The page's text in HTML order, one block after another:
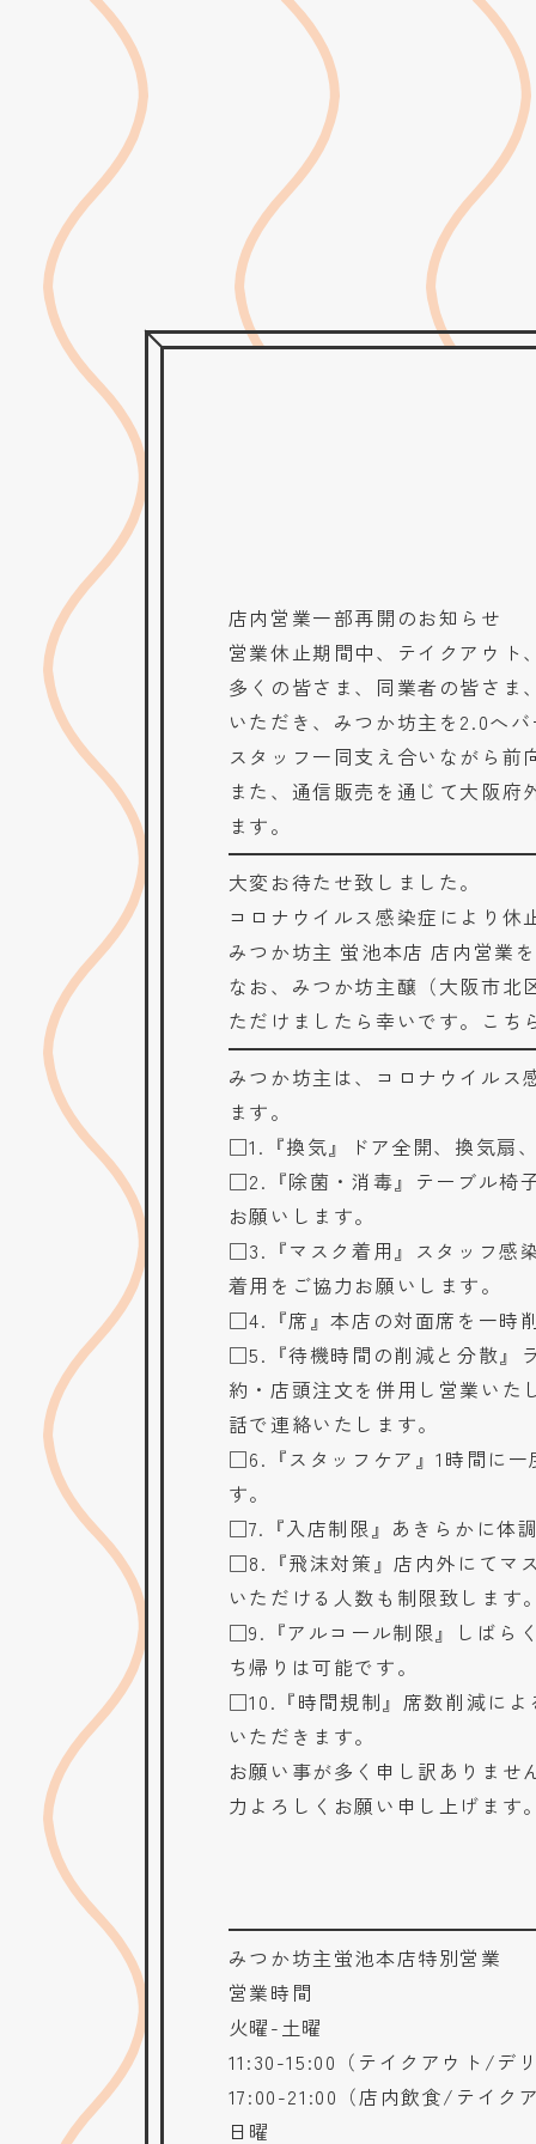
店内営業一部再開のお知らせ
営業休止期間中、テイクアウト
多くの皆さま、同業者の皆さ
いただき、みつか坊主を2.0へ
スタッフ一同支え合いながら前
また、通信販売を通じて大阪
ます。
大変お待たせ致しました。
コロナウイルス感染症により休
みつか坊主 蛍池本店 店内営業
なお、みつか坊主醸（大阪市
ただけましたら幸いです。こち
みつか坊主は、コロナウイル
ます。
□1.『換気』ドア全開、換気扇
□2.『除菌・消毒』テーブル椅
お願いします。
□3.『マスク着用』スタッフ感
着用をご協力お願いします。
□4.『席』本店の対面席を一時
□5.『待機時間の削減と分散』
約・店頭注文を併用し営業い
話で連絡いたします。
□6.『スタッフケア』1時間に
す。
□7.『入店制限』あきらかに体
□8.『飛沫対策』店内外にてマ
いただける人数も制限致します
□9.『アルコール制限』しばら
ち帰りは可能です。
□10.『時間規制』席数削減に
いただきます。
お願い事が多く申し訳ありま
力よろしくお願い申し上げます
みつか坊主蛍池本店特別営業
営業時間
火曜-土曜
11:30-15:00（テイクアウト/デ
17:00-21:00（店内飲食/テイク
日曜